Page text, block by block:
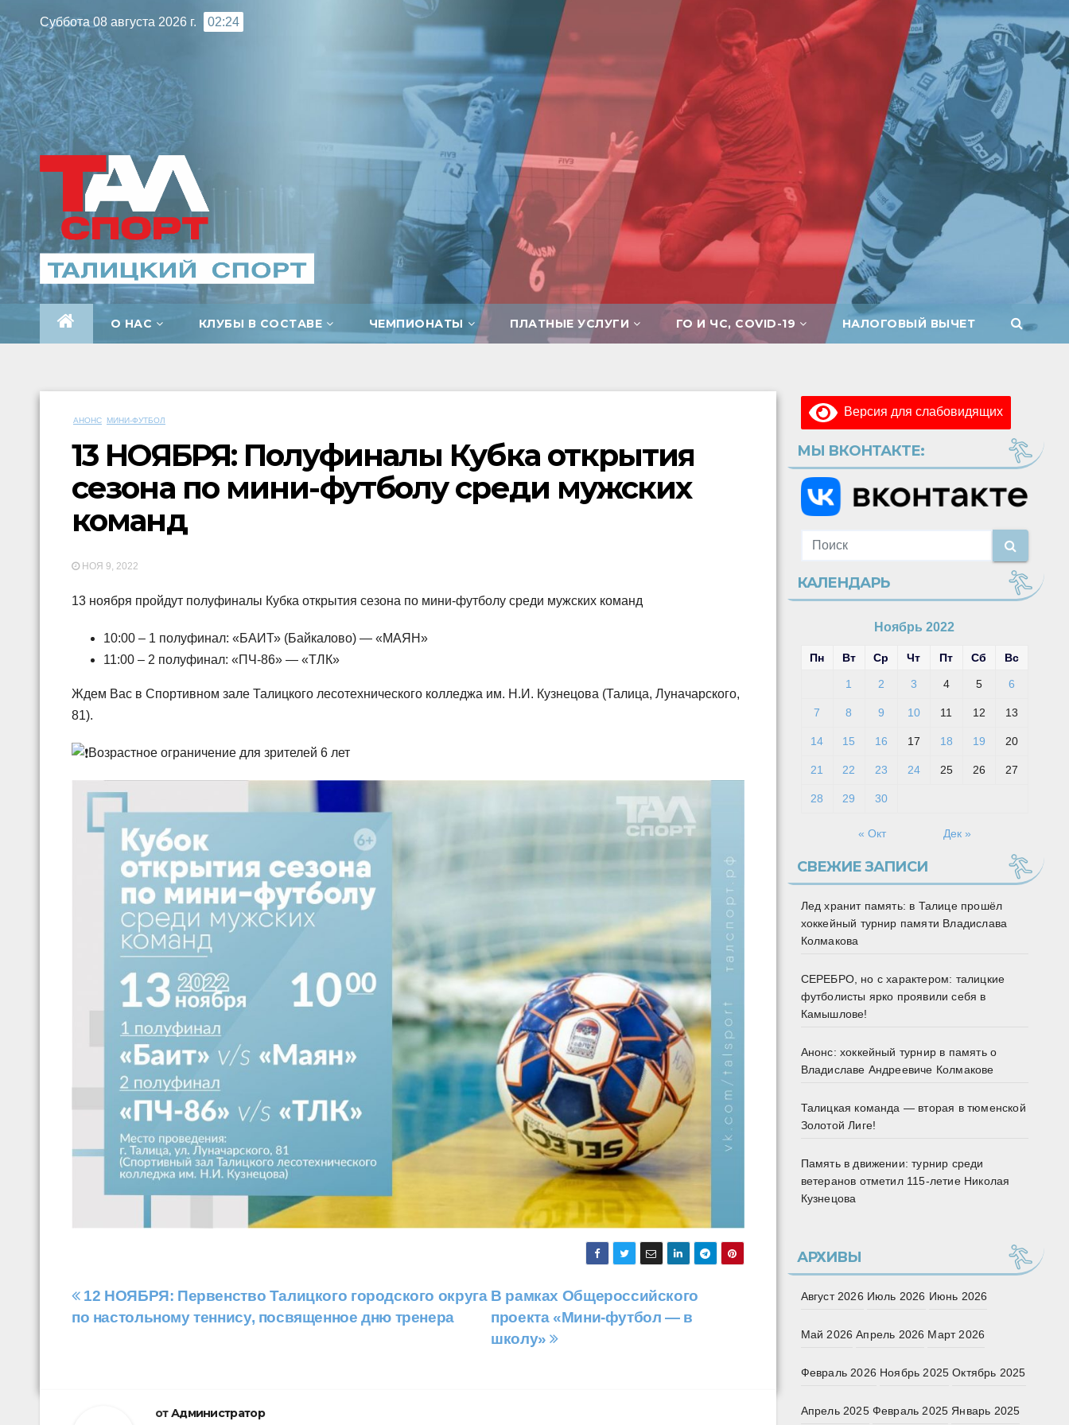
к
содержимому
Суббота 08 августа 2026 г. 02:24
О НАС КЛУБЫ В СОСТАВЕ ЧЕМПИОНАТЫ ПЛАТНЫЕ УСЛУГИ ГО И ЧС, COVID-19 НАЛОГОВЫЙ ВЫЧЕТ
АНОНС МИНИ-ФУТБОЛ
13 НОЯБРЯ: Полуфиналы Кубка открытия
сезона по мини-футболу среди мужских
команд
НОЯ 9, 2022
13 ноября пройдут полуфиналы Кубка открытия сезона по мини-футболу среди мужских команд
10:00 – 1 полуфинал: «БАИТ» (Байкалово) — «МАЯН»
11:00 – 2 полуфинал: «ПЧ-86» — «ТЛК»
Ждем Вас в Спортивном зале Талицкого лесотехнического колледжа им. Н.И. Кузнецова (Талица, Луначарского,
81).
Возрастное ограничение для зрителей 6 лет
Навигация
В рамках Общероссийского
проекта «Мини-футбол — в
школу»
12 НОЯБРЯ: Первенство Талицкого городского округа
по настольному теннису, посвященное дню тренера
отАдминистратор
Версия для слабовидящих
МЫ ВКОНТАКТЕ:
КАЛЕНДАРЬ
Ноябрь 2022
Пн Вт Ср Чт Пт Сб Вс
1 2 3 4 5 6
7 8 9 10 11 12 13
14 15 16 17 18 19 20
21 22 23 24 25 26 27
28 29 30
« Окт Дек »
СВЕЖИЕ ЗАПИСИ
Лед хранит память: в Талице прошёл
хоккейный турнир памяти Владислава
Колмакова
СЕРЕБРО, но с характером: талицкие
футболисты ярко проявили себя в
Камышлове!
Анонс: хоккейный турнир в память о
Владиславе Андреевиче Колмакове
Талицкая команда — вторая в тюменской
Золотой Лиге!
Память в движении: турнир среди
ветеранов отметил 115‑летие Николая
Кузнецова
АРХИВЫ
Август 2026 Июль 2026 Июнь 2026
Май 2026 Апрель 2026 Март 2026
Февраль 2026 Ноябрь 2025 Октябрь 2025
Апрель 2025 Февраль 2025 Январь 2025